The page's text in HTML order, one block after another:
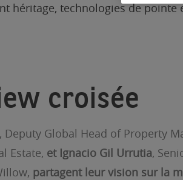
héritage, technologies de pointe
croisée
, Deputy Global Head of Property
Estate, et Ignacio Gil Urrutia,
partagent leur vision sur la